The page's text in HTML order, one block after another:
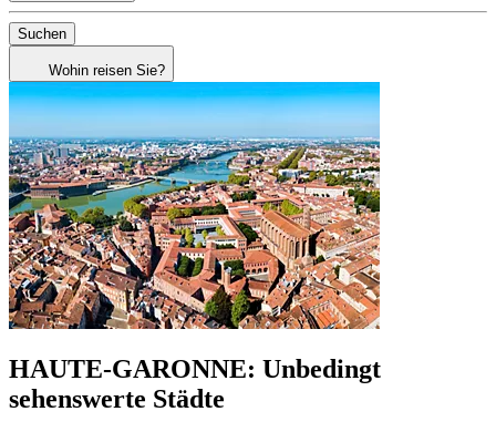
Suchen
Wohin reisen Sie?
HAUTE-GARONNE: Unbedingt
sehenswerte Städte